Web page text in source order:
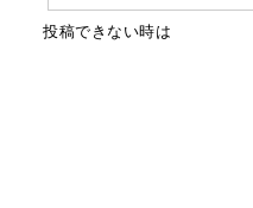
投稿できない時は